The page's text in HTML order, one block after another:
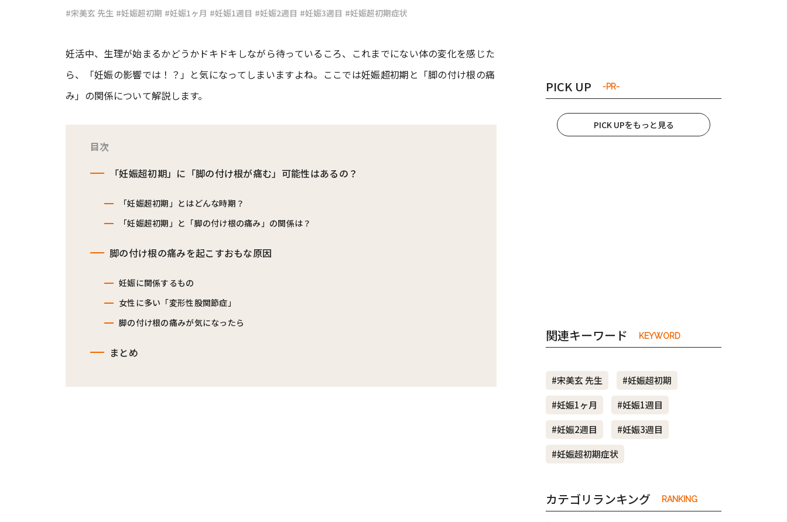
#宋美玄 先生 #妊娠超初期 #妊娠1ヶ月 #妊娠1週目 #妊娠2週目 #妊娠3週目 #妊娠超初期症状
妊活中、生理が始まるかどうかドキドキしながら待っているころ、これまでにない体の変化を感じた
ら、「妊娠の影響では！？」と気になってしまいますよね。ここでは妊娠超初期と「脚の付け根の痛
み」の関係について解説します。
目次
「妊娠超初期」に「脚の付け根が痛む」可能性はあるの？
「妊娠超初期」とはどんな時期？
「妊娠超初期」と「脚の付け根の痛み」の関係は？
脚の付け根の痛みを起こすおもな原因
妊娠に関係するもの
女性に多い「変形性股関節症」
脚の付け根の痛みが気になったら
まとめ
PICK UP -PR-
PICK UPをもっと見る
関連キーワード KEYWORD
#宋美玄 先生
#妊娠超初期
#妊娠1ヶ月
#妊娠1週目
#妊娠2週目
#妊娠3週目
#妊娠超初期症状
カテゴリランキング RANKING